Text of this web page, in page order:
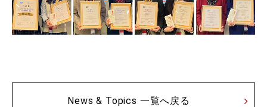
News & Topics 一覧へ戻る